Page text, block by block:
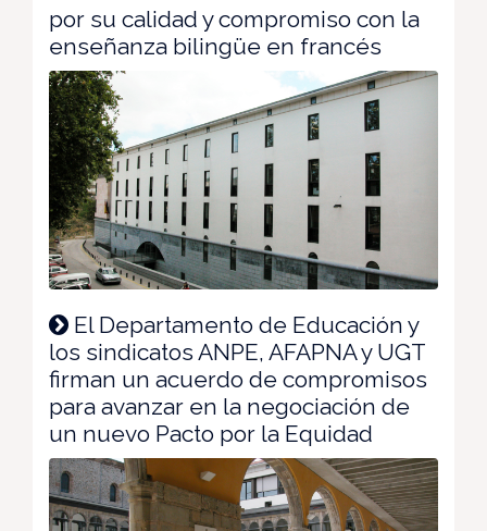
por su calidad y compromiso con la
enseñanza bilingüe en francés
El Departamento de Educación y
los sindicatos ANPE, AFAPNA y UGT
firman un acuerdo de compromisos
para avanzar en la negociación de
un nuevo Pacto por la Equidad